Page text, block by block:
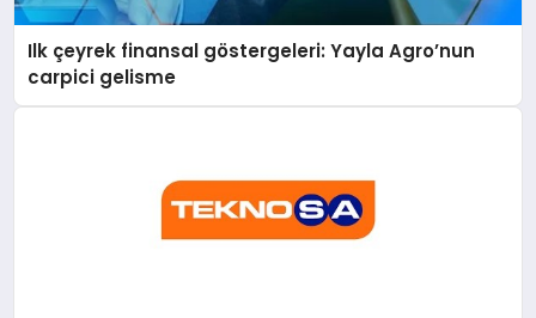
Ilk çeyrek finansal göstergeleri: Yayla Agro’nun
carpici gelisme